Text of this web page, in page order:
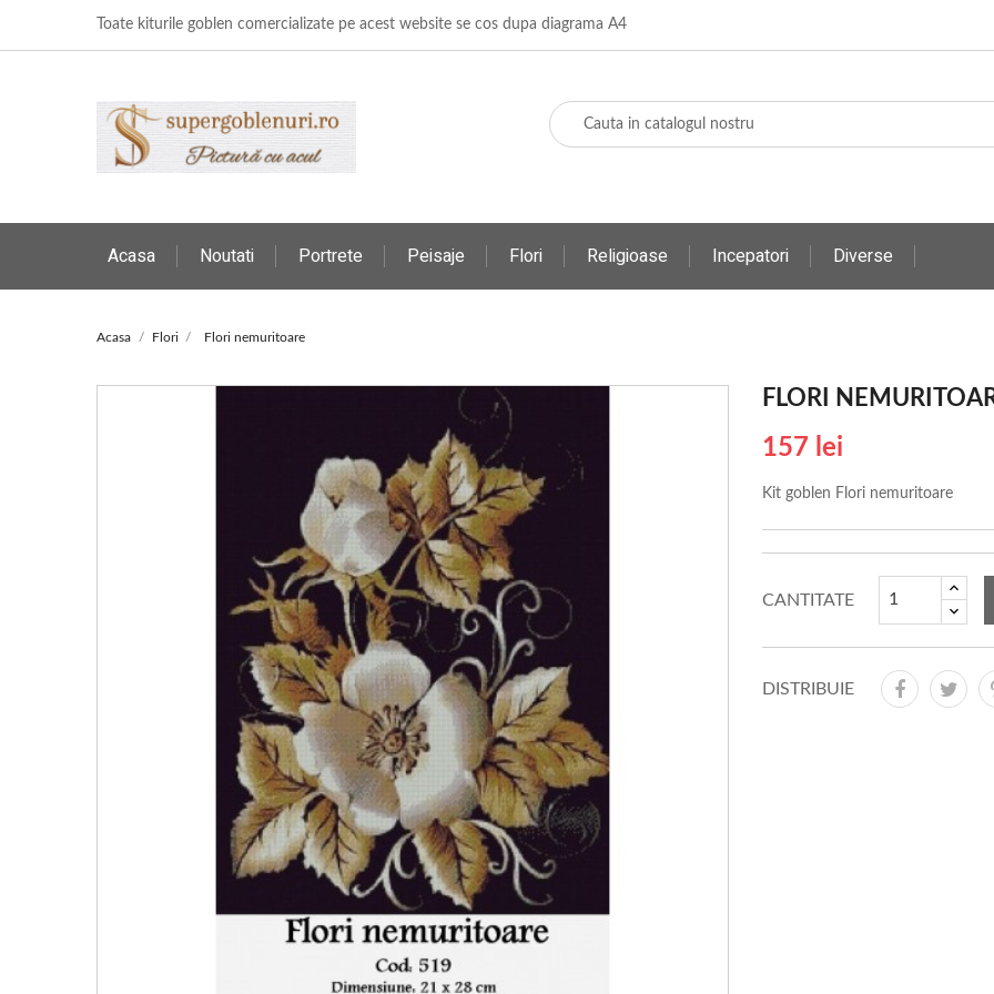
Toate kiturile goblen comercializate pe acest website se cos dupa diagrama A4
Acasa Noutati Portrete Peisaje Flori Religioase Incepatori Diverse
Acasa Flori Flori nemuritoare
FLORI
157 lei
Kit goblen Flori nemuritoare
CANTITATE
DISTRIBUIE